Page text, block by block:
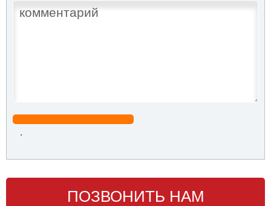
.
ПОЗВОНИТЬ НАМ